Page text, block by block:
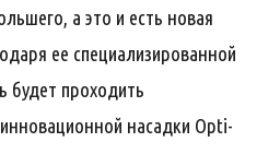
а это и есть новая
ее специализированной
будет проходить
насадки Opti-